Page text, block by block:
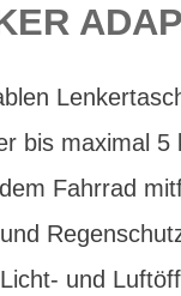
bis maximal 5
Fahrrad
und